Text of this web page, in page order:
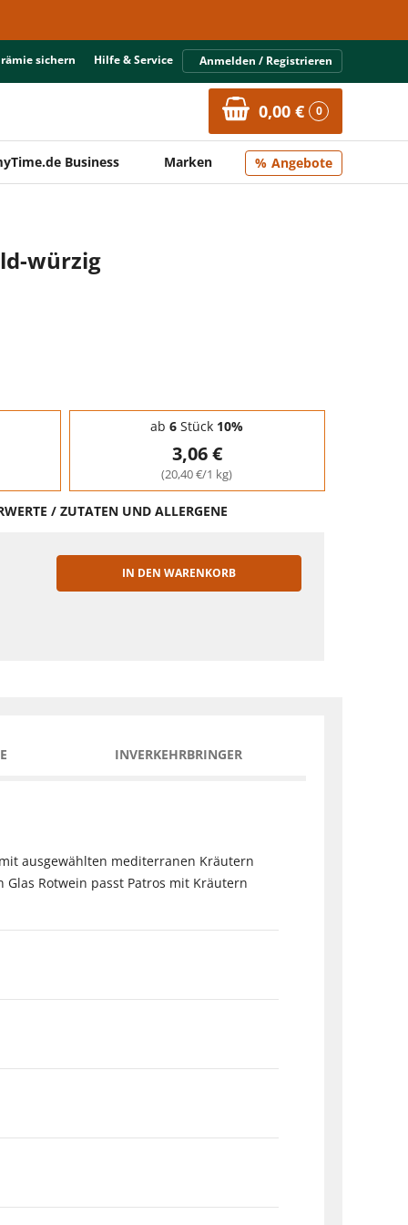
sichern Hilfe & Service Anmelden / Registrieren
0,00 € 0
Business Marken Angebote
würzig
ab 6 Stück 10%
3,06 €
(20,40 €/1 kg)
/ ZUTATEN UND ALLERGENE
IN DEN WARENKORB
INVERKEHRBRINGER
ausgewählten mediterranen Kräutern
Rotwein passt Patros mit Kräutern